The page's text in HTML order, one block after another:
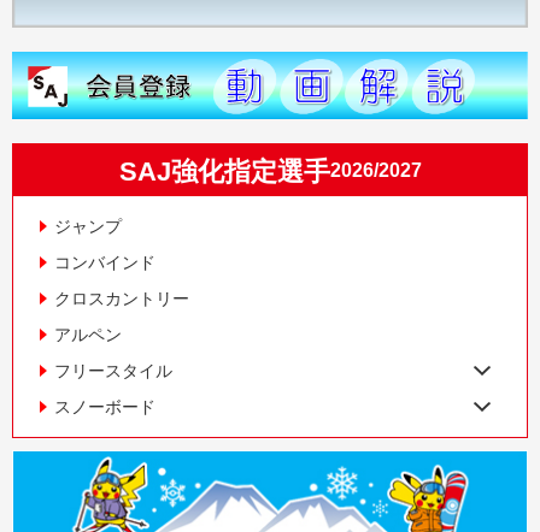
SAJ強化指定選手2026/2027
ジャンプ
コンバインド
クロスカントリー
アルペン
フリースタイル
スノーボード